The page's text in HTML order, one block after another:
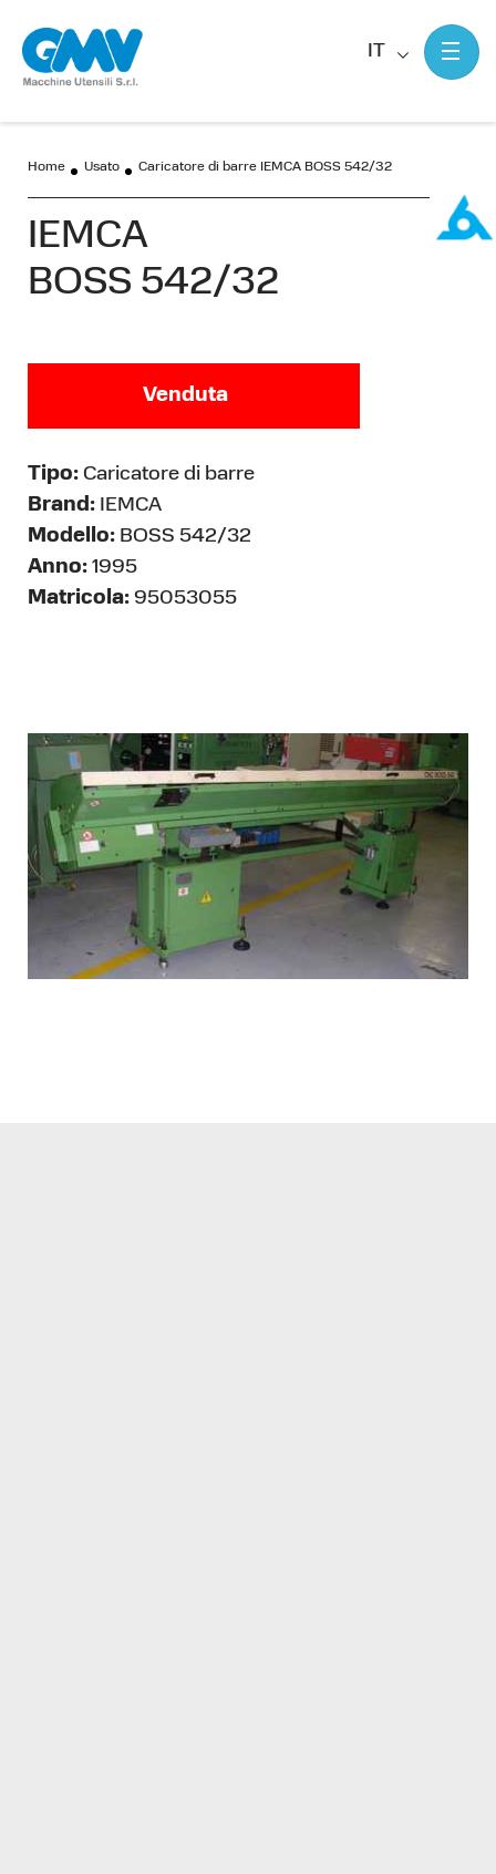
IT
Home Usato Caricatore di barre IEMCA BOSS 542/32
IEMCA
BOSS 542/32
Venduta
Tipo: Caricatore di barre
Brand: IEMCA
Modello: BOSS 542/32
Anno: 1995
Matricola: 95053055